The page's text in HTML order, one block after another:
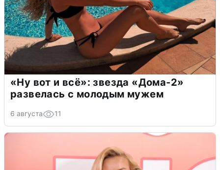
«Ну вот и всё»: звезда «Дома-2»
развелась с молодым мужем
6 августа 11